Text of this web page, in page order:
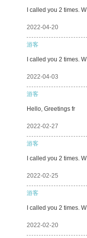
I called you 2 times. W
2022-04-20
游客
I called you 2 times. W
2022-04-03
游客
Hello, Greetings fr
2022-02-27
游客
I called you 2 times. W
2022-02-25
游客
I called you 2 times. W
2022-02-20